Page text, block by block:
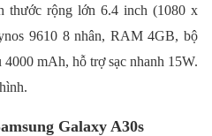
thước rộng lớn 6.4 inch (1080 x
9610 8 nhân, RAM 4GB, bộ
mAh, hỗ trợ sạc nhanh 15W.
Galaxy A30s